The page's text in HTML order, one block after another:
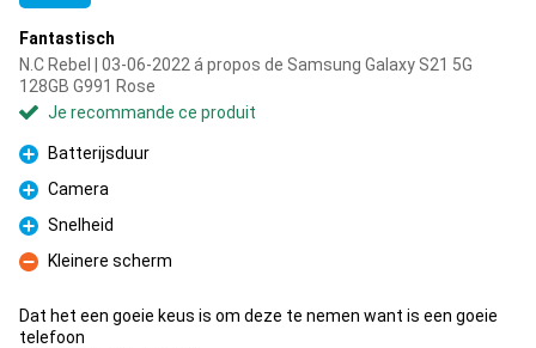
Fantastisch
N.C Rebel | 03-06-2022 á propos de Samsung Galaxy S21 5G
128GB G991 Rose
Je recommande ce produit
Pour
Batterijsduur
Pour
Camera
Pour
Snelheid
Contre
Kleinere scherm
Dat het een goeie keus is om deze te nemen want is een goeie
telefoon